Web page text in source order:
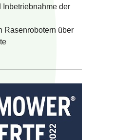
Inbetriebnahme der
Rasenrobotern über